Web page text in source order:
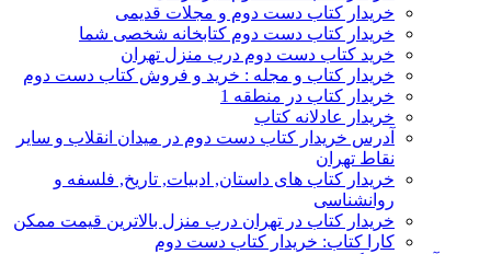
خریدار کتاب دست دوم و مجلات قدیمی
خریدار کتاب دست دوم کتابخانه شخصی شما
خرید کتاب دست دوم درب منزل تهران
خریدار کتاب و مجله : خرید و فروش کتاب دست دوم
خریدار کتاب در منطقه 1
خریدار عادلانه کتاب
آدرس خریدار کتاب دست دوم در میدان انقلاب و سایر
نقاط تهران
خریدار کتاب های داستان, ادبیات, تاریخ, فلسفه و
روانشناسی
خریدار کتاب در تهران درب منزل بالاترین قیمت ممکن
کارا کتاب: خریدار کتاب دست دوم